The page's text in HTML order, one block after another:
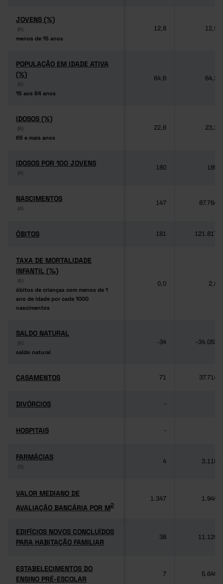
JOVENS (%)
(6)
menos de 15 anos
JOVENS (%)
(6)
menos de 15 anos
12,8 12,5
POPULAÇÃO EM IDADE ATIVA
(%)
(6)
15 aos 64 anos
POPULAÇÃO EM IDADE ATIVA
(%)
(6)
15 aos 64 anos
64,6 64,3
IDOSOS (%)
(6)
65 e mais anos
IDOSOS (%)
(6)
65 e mais anos
22,6 23,2
IDOSOS POR 100 JOVENS
(6)
IDOSOS POR 100 JOVENS
(6)
180 189
NASCIMENTOS
(4)
NASCIMENTOS
(4)
147 87.764
ÓBITOS
ÓBITOS 181 121.817
TAXA DE MORTALIDADE
INFANTIL (‰)
(6)
óbitos de crianças com menos de 1
ano de idade por cada 1000
nascimentos
TAXA DE MORTALIDADE
INFANTIL (‰)
(6)
óbitos de crianças com menos de 1
ano de idade por cada 1000
nascimentos
0,0 2,8
SALDO NATURAL
(6)
saldo natural
SALDO NATURAL
(6)
saldo natural
-34 -34.053
CASAMENTOS
CASAMENTOS 71 37.714
DIVÓRCIOS
DIVÓRCIOS -
HOSPITAIS
HOSPITAIS -
FARMÁCIAS
(3)
FARMÁCIAS
(3)
4 3.118
VALOR MEDIANO DE
AVALIAÇÃO BANCÁRIA POR M2
VALOR MEDIANO DE
AVALIAÇÃO BANCÁRIA POR M2
1.347 1.949
EDIFÍCIOS NOVOS CONCLUÍDOS
PARA HABITAÇÃO FAMILIAR
EDIFÍCIOS NOVOS CONCLUÍDOS
PARA HABITAÇÃO FAMILIAR
38 11.125
ESTABELECIMENTOS DO
ENSINO PRÉ-ESCOLAR
ESTABELECIMENTOS DO
ENSINO PRÉ-ESCOLAR
7 5.640